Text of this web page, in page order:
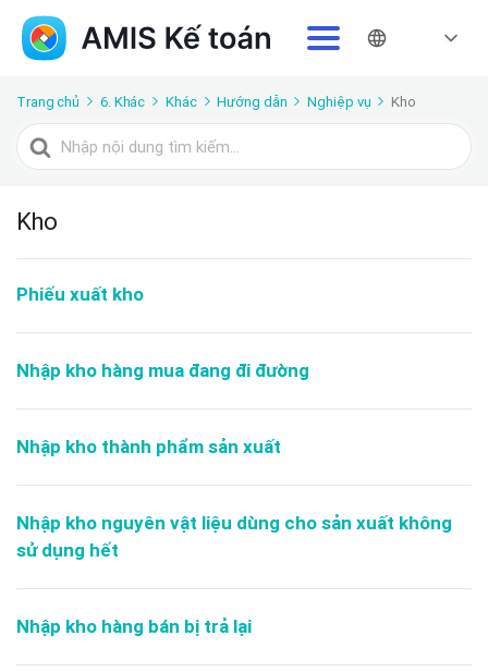
Trang chủ 6. Khác Khác Hướng dẫn Nghiệp vụ Kho
Tìm
kiếm
Kho
Phiếu xuất kho
Nhập kho hàng mua đang đi đường
Nhập kho thành phẩm sản xuất
Nhập kho nguyên vật liệu dùng cho sản xuất không
sử dụng hết
Nhập kho hàng bán bị trả lại